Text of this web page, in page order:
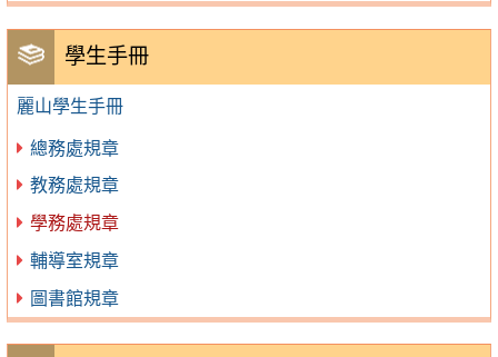
學生手冊
麗山學生手冊
總務處規章
教務處規章
學務處規章
輔導室規章
圖書館規章